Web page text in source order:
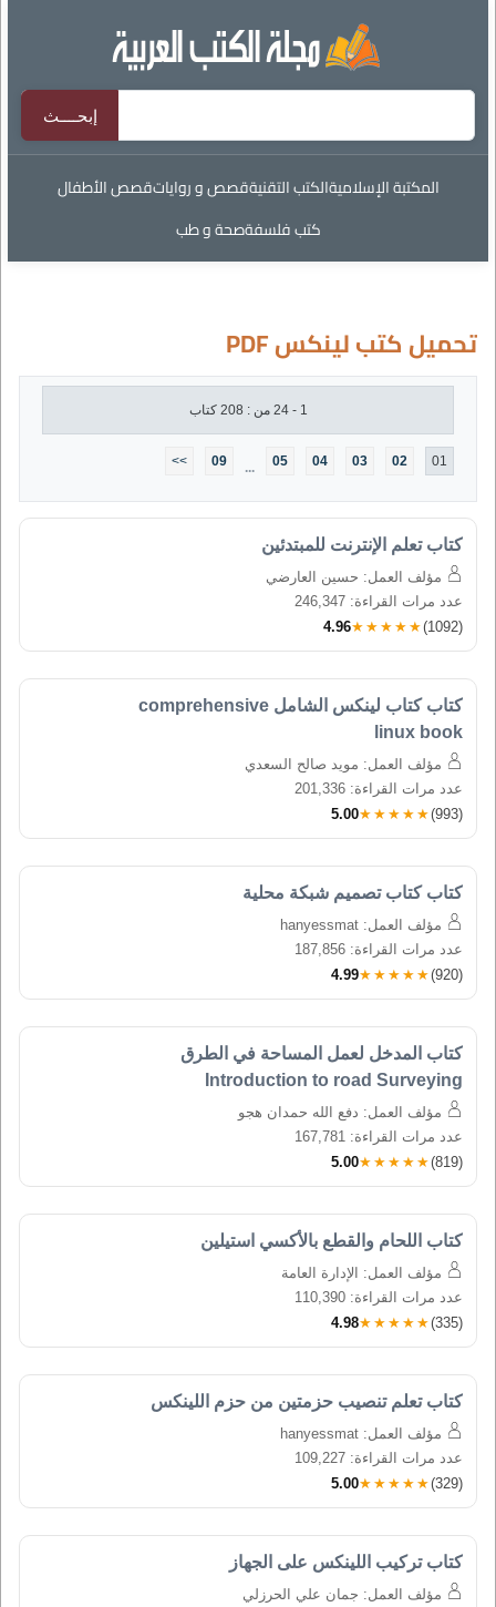
المكتبة الإسلاميةالكتب التقنيةقصص و رواياتقصص الأطفال
كتب فلسفةصحة و طب
تحميل كتب لينكس PDF
1 - 24 من : 208 كتاب
05 04 03 02 01
...
09
>>
كتاب تعلم الإنترنت للمبتدئين
مؤلف العمل: حسين العارضي
عدد مرات القراءة: 246,347
4.96★★★★★(1092)
linux book
مؤلف العمل: مويد صالح السعدي
عدد مرات القراءة: 201,336
5.00★★★★★(993)
كتاب كتاب تصميم شبكة محلية
مؤلف العمل: hanyessmat
عدد مرات القراءة: 187,856
4.99★★★★★(920)
Introduction to road Surveying
مؤلف العمل: دفع الله حمدان هجو
عدد مرات القراءة: 167,781
5.00★★★★★(819)
كتاب اللحام والقطع بالأكسي استيلين
مؤلف العمل: الإدارة العامة
عدد مرات القراءة: 110,390
4.98★★★★★(335)
كتاب تعلم تنصيب حزمتين من حزم اللينكس
مؤلف العمل: hanyessmat
عدد مرات القراءة: 109,227
5.00★★★★★(329)
كتاب تركيب اللينكس على الجهاز
مؤلف العمل: جمان علي الحرزلي